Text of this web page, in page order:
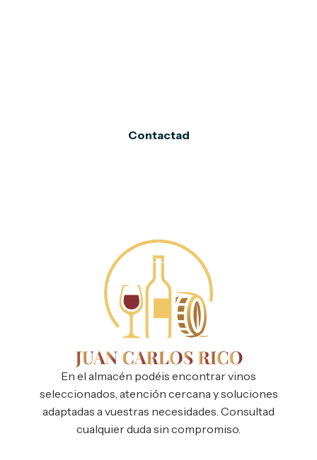
Contactad
En el almacén podéis encontrar vinos
seleccionados, atención cercana y soluciones
adaptadas a vuestras necesidades. Consultad
cualquier duda sin compromiso.